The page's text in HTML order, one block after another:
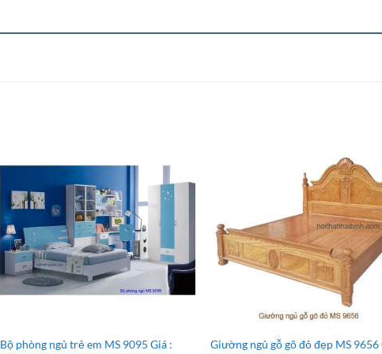
Bộ phòng ngủ trẻ em MS 9095 Giá :
Giường ngủ gỗ gõ đỏ đẹp MS 9656